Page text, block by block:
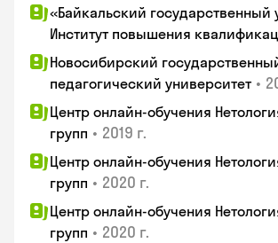
«Байкальский государственный
Институт повышения
Новосибирский
педагогический университет •
Центр онлайн-обучения
групп • 2019 г.
Центр онлайн-обучения
групп • 2020 г.
Центр онлайн-обучения
групп • 2020 г.